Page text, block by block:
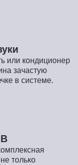
или кондиционер
зачастую
в системе.
только